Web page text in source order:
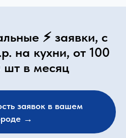
⚡ заявки, с
на кухни, от 100
шт в месяц
заявок в вашем
→